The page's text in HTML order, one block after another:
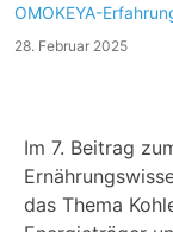
OMOKEYA-
28. Februar 2025
Im 7. Beitrag
das Thema